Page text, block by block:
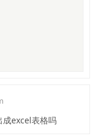
成excel表格吗